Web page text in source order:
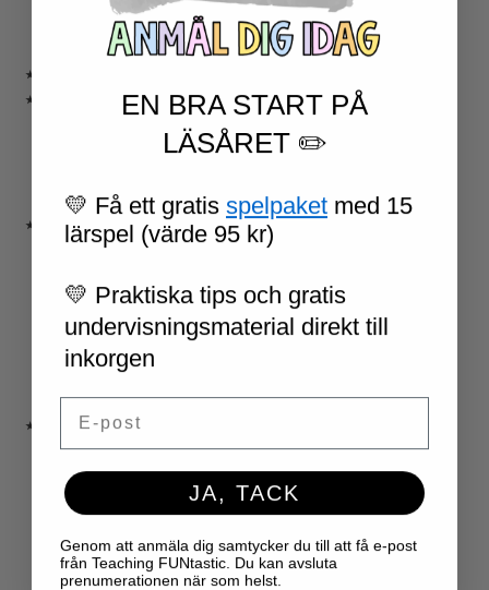
ENGELSKA HÖGFREKVENTA ORD
ENGELSK MUNTLIGA FÄRDIGHET
★ UTOMHUSPEDAGOGIK
★ ANDRA ÄMNEN
RELIGIONSKUNSKAP
★ SERIER
ESCAPE ROOMS
NIVÅINDELADE LÄSTEXTER
LÄSKORT FAKTA
SPRÅKSPIRALEN
MATTESPIRALEN
★ SÄSONG OCH HÖGTIDER
100 SKOLDAGAR
OLYMPISKA SPELEN
SAMER
VM I FOTBOLL
NATIONALDAGEN 6 JUNI
EN BRA START PÅ
LÄSÅRET ✏️
💛 Få ett gratis spelpaket med 15
lärspel (värde 95 kr)
💛 Praktiska tips och gratis
undervisningsmaterial direkt till
inkorgen
JA, TACK
Genom att anmäla dig samtycker du till att få e-post
från Teaching FUNtastic. Du kan avsluta
prenumerationen när som helst.